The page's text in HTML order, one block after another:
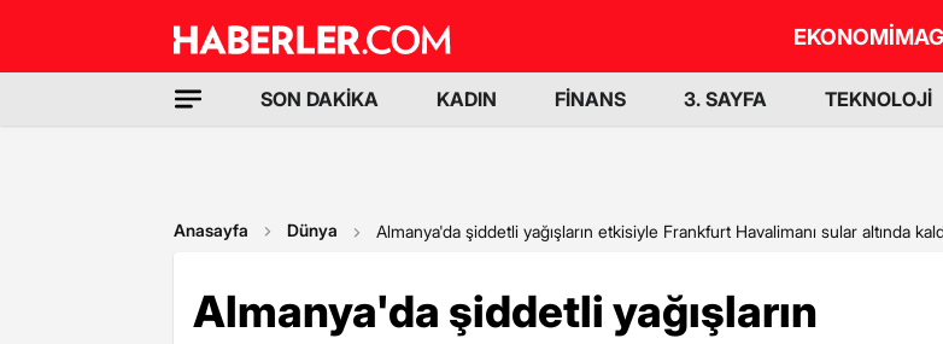
EKONOMİ
SON DAKİKA KADIN FİNANS 3. SAYFA TEKNOLOJİ
Anasayfa Dünya Almanya'da şiddetli yağışların etkisiyle Frankfurt Havalimanı sular altında
Almanya'da şiddetli yağışların